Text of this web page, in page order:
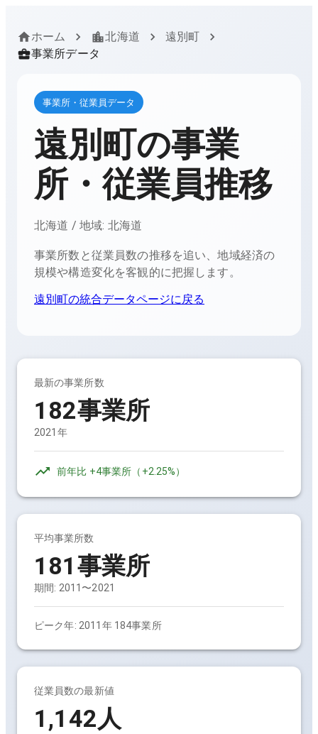
ホーム 北海道
遠別町
事業所データ
事業所・従業員データ
遠別町の事業
所・従業員推移
北海道 / 地域: 北海道
事業所数と従業員数の推移を追い、地域経済の
規模や構造変化を客観的に把握します。
遠別町の統合データページに戻る
最新の事業所数
182事業所
2021年
前年比 +4事業所 （ +2.25%）
平均事業所数
181事業所
期間: 2011〜2021
ピーク年: 2011年 184事業所
従業員数の最新値
1,142人